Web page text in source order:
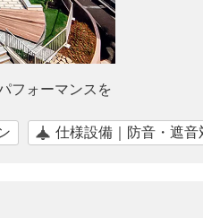
フォーマンスを
仕様設備｜防音・遮音